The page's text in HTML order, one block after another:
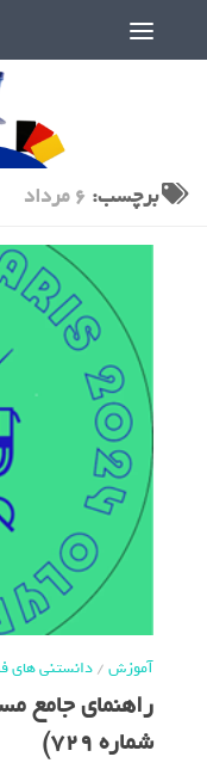
برچسب:6 مرداد
آموزش/دانستنی های
راهنمای جامع
شماره 729)